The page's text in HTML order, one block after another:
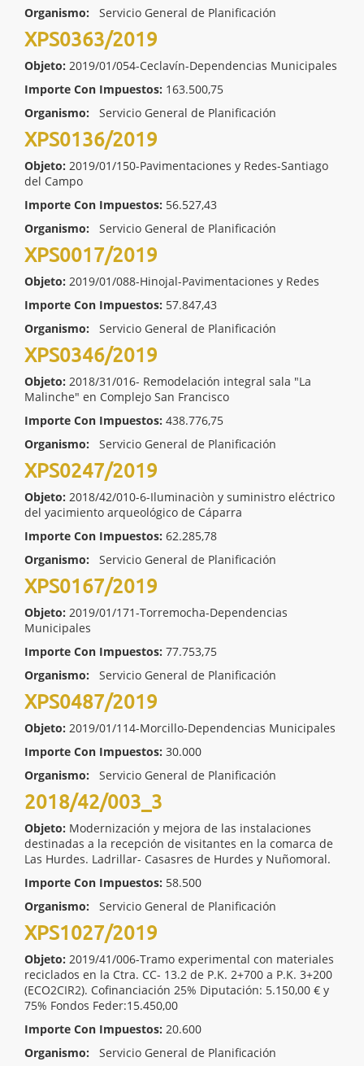
Organismo: Servicio General de Planificación
XPS0363/2019
Objeto: 2019/01/054-Ceclavín-Dependencias Municipales
Importe Con Impuestos: 163.500,75
Organismo:
Servicio General de Planificación
XPS0136/2019
Objeto: 2019/01/150-Pavimentaciones y Redes-Santiago
del Campo
Importe Con Impuestos: 56.527,43
Organismo:
Servicio General de Planificación
XPS0017/2019
Objeto: 2019/01/088-Hinojal-Pavimentaciones y Redes
Importe Con Impuestos: 57.847,43
Organismo:
Servicio General de Planificación
XPS0346/2019
Objeto: 2018/31/016- Remodelación integral sala "La
Malinche" en Complejo San Francisco
Importe Con Impuestos: 438.776,75
Organismo:
Servicio General de Planificación
XPS0247/2019
Objeto: 2018/42/010-6-Iluminaciòn y suministro eléctrico
del yacimiento arqueológico de Cáparra
Importe Con Impuestos: 62.285,78
Organismo:
Servicio General de Planificación
XPS0167/2019
Objeto: 2019/01/171-Torremocha-Dependencias
Municipales
Importe Con Impuestos: 77.753,75
Organismo:
Servicio General de Planificación
XPS0487/2019
Objeto: 2019/01/114-Morcillo-Dependencias Municipales
Importe Con Impuestos: 30.000
Organismo:
Servicio General de Planificación
2018/42/003_3
Objeto: Modernización y mejora de las instalaciones
destinadas a la recepción de visitantes en la comarca de
Las Hurdes. Ladrillar- Casasres de Hurdes y Nuñomoral.
Importe Con Impuestos: 58.500
Organismo:
Servicio General de Planificación
XPS1027/2019
Objeto: 2019/41/006-Tramo experimental con materiales
reciclados en la Ctra. CC- 13.2 de P.K. 2+700 a P.K. 3+200
(ECO2CIR2). Cofinanciación 25% Diputación: 5.150,00 € y
75% Fondos Feder:15.450,00
Importe Con Impuestos: 20.600
Organismo:
Servicio General de Planificación